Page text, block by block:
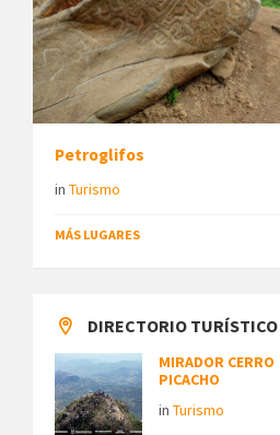
Petroglifos
in Turismo
MÁS LUGARES
DIRECTORIO TURÍSTICO
MIRADOR CERRO
PICACHO
in Turismo